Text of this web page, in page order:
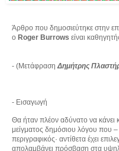
Άρθρο που δημοσιεύτηκε στην
ο Roger Burrows είναι
- (ΜετάφρασηΔημήτρης
- Εισαγωγή
Θα ήταν πλέον αδύνατο να κάνει
μείγματος δημόσιου λόγου που –
περιγραφικός· αντίθετα έχει
απολαμβάνει πρόσβαση στα